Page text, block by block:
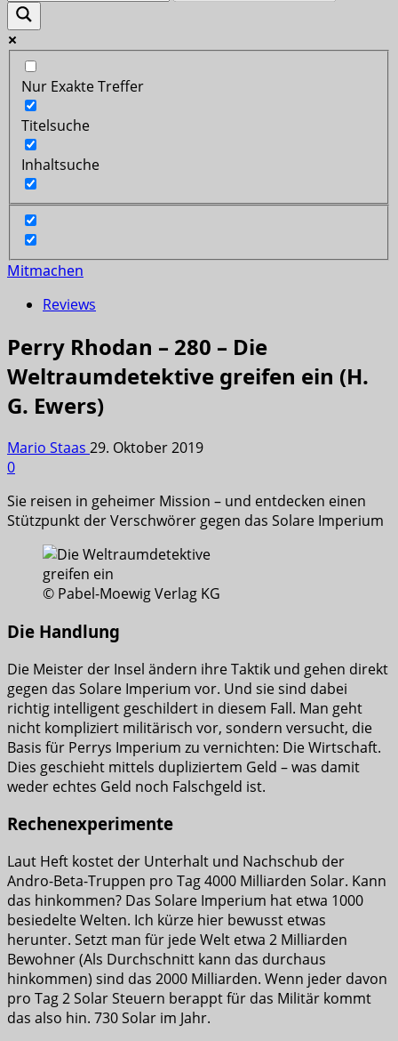
Nur Exakte Treffer
Titelsuche
Inhaltsuche
Mitmachen
Reviews
Perry Rhodan – 280 – Die
Weltraumdetektive greifen ein (H.
G. Ewers)
Mario Staas 29. Oktober 2019
0
Sie reisen in geheimer Mission – und entdecken einen
Stützpunkt der Verschwörer gegen das Solare Imperium
© Pabel-Moewig Verlag KG
Die Handlung
Die Meister der Insel ändern ihre Taktik und gehen direkt
gegen das Solare Imperium vor. Und sie sind dabei
richtig intelligent geschildert in diesem Fall. Man geht
nicht kompliziert militärisch vor, sondern versucht, die
Basis für Perrys Imperium zu vernichten: Die Wirtschaft.
Dies geschieht mittels dupliziertem Geld – was damit
weder echtes Geld noch Falschgeld ist.
Rechenexperimente
Laut Heft kostet der Unterhalt und Nachschub der
Andro-Beta-Truppen pro Tag 4000 Milliarden Solar. Kann
das hinkommen? Das Solare Imperium hat etwa 1000
besiedelte Welten. Ich kürze hier bewusst etwas
herunter. Setzt man für jede Welt etwa 2 Milliarden
Bewohner (Als Durchschnitt kann das durchaus
hinkommen) sind das 2000 Milliarden. Wenn jeder davon
pro Tag 2 Solar Steuern berappt für das Militär kommt
das also hin. 730 Solar im Jahr.